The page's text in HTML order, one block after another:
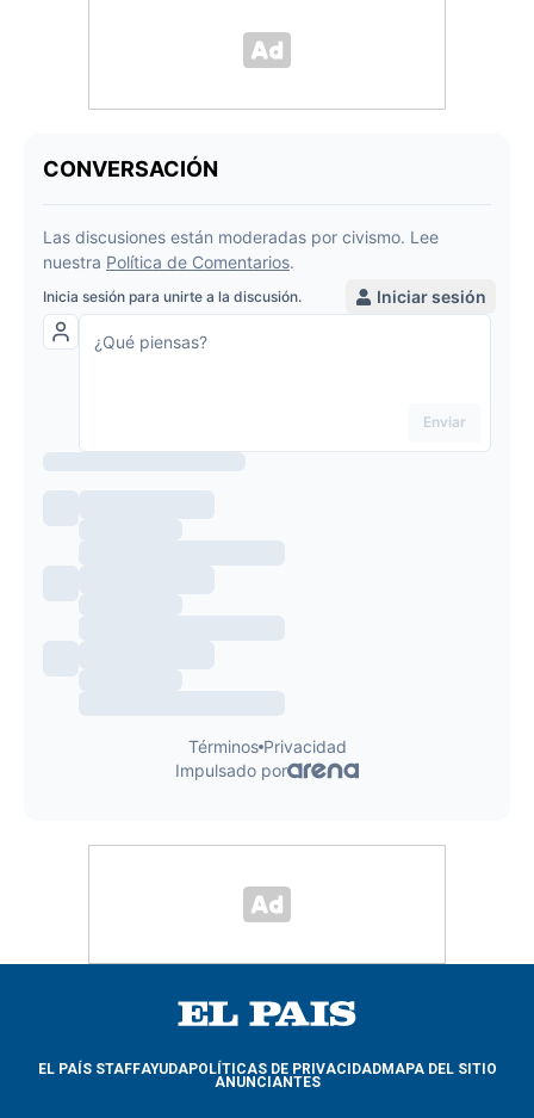
EL PAÍS STAFFAYUDAPOLÍTICAS DE PRIVACIDADMAPA DEL SITIO
ANUNCIANTES